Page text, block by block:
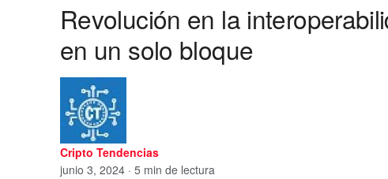
Revolución en la
en un solo bloque
Cripto Tendencias
junio 3, 2024 · 5 min de lectura